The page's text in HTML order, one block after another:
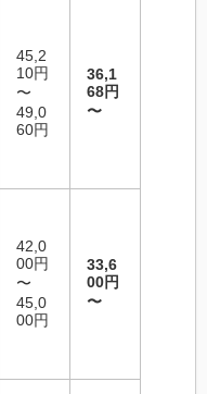
45,2
10円
〜
49,0
60円
36,1
68円
〜
42,0
00円
〜
45,0
00円
33,6
00円
〜